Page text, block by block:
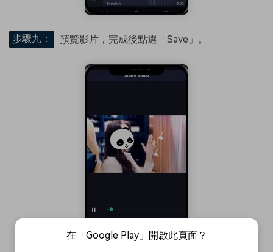
步驟九： 預覽影片，完成後點選「Save」。
在「Google Play」開啟此頁面？